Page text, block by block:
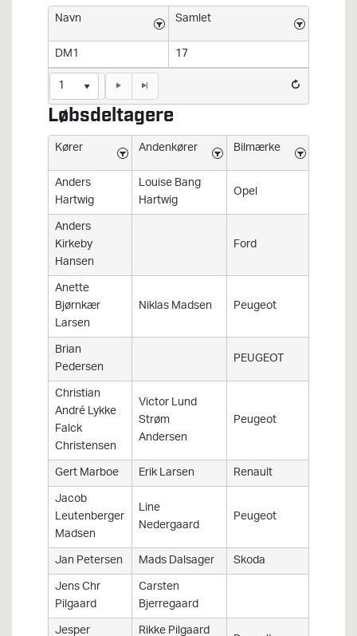
Navn
Samlet
DM1
17
1
Løbsdeltagere
Kører Andenkører Bilmærke
Anders
Hartwig
Louise Bang
Hartwig Opel
Anders
Kirkeby
Hansen
Ford
Anette
Bjørnkær
Larsen
Niklas Madsen Peugeot
Brian
Pedersen PEUGEOT
Christian
André Lykke
Falck
Christensen
Victor Lund
Strøm
Andersen
Peugeot
Gert Marboe Erik Larsen Renault
Jacob
Leutenberger
Madsen
Line
Nedergaard Peugeot
Jan Petersen
Mads Dalsager Skoda
Jens Chr
Pilgaard
Carsten
Bjerregaard
Jesper
Rikke Pilgaard